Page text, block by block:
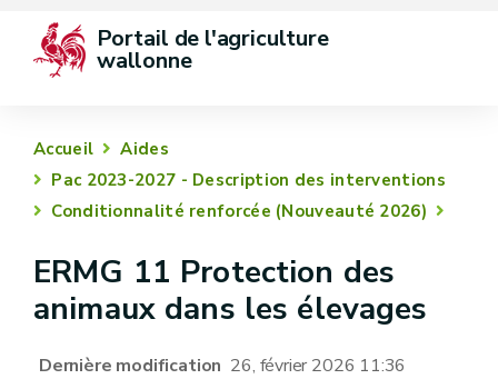
Portail de l'agriculture
wallonne
Accueil
Aides
Pac 2023-2027 - Description des interventions
Conditionnalité renforcée (Nouveauté 2026)
ERMG 11 Protection des
animaux dans les élevages
Dernière modification 26, février 2026 11:36